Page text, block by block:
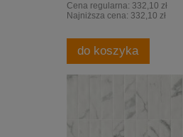
Cena regularna: 332,10 zł
Najniższa cena: 332,10 zł
do koszyka